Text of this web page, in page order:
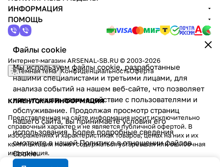
Файлы cookie
Мы используем файлы cookie, разработанные
нашими специалистами и третьими лицами, для
анализа событий на нашем веб-сайте, что позволяет
нам улучшать взаимодействие с пользователями и
обслуживание. Продолжая просмотр страниц
нашего сайта, вы принимаете условия его
использования. Более подробные сведения
смотрите в нашейПолитике в отношении файлов
Cookie.
ИНФОРМАЦИЯ
ПОМОЩЬ
Интернет-магазин ARSENAL-SB.RU © 2003-2026
Темная тема КонфиденциальностьОферта
КЛИЕНТСКАЯ ИНФОРМАЦИЯ
Представленная на сайте информация носит исключительно
справочный характер и не является публичной офертой. В
изображениях и характеристиках товаров, ценах на них и их
комплектации может содержаться устаревшая или ошибочная
информация.